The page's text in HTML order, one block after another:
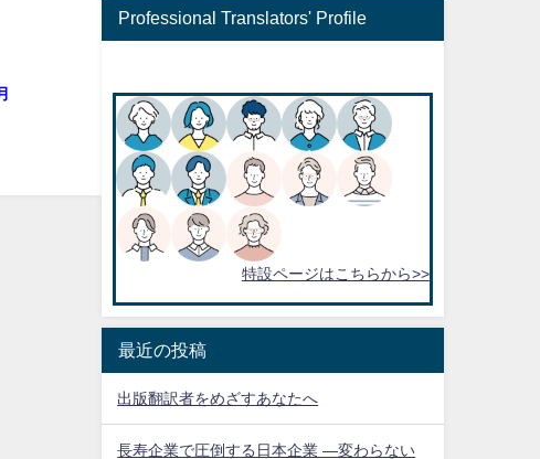
Professional Translators' Profile
特設ページはこちらから>>
最近の投稿
出版翻訳者をめざすあなたへ
長寿企業で圧倒する日本企業 ―変わらない